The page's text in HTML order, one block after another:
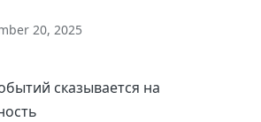
20, 2025
сказывается на